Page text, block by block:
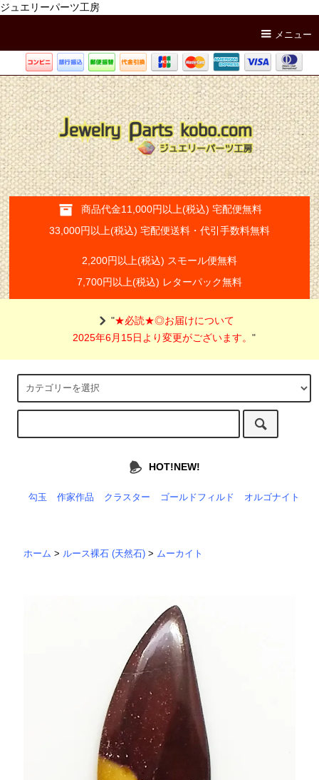
ジュエリーパーツ工房
メニュー
商品代金11,000円以上(税込) 宅配便無料
33,000円以上(税込) 宅配便送料・代引手数料無料
2,200円以上(税込) スモール便無料
7,700円以上(税込) レターパック無料
"★必読★◎お届けについて
2025年6月15日より変更がございます。"
HOT!NEW!
勾玉 作家作品 クラスター ゴールドフィルド オルゴナイト
ホーム > ルース裸石 (天然石) > ムーカイト